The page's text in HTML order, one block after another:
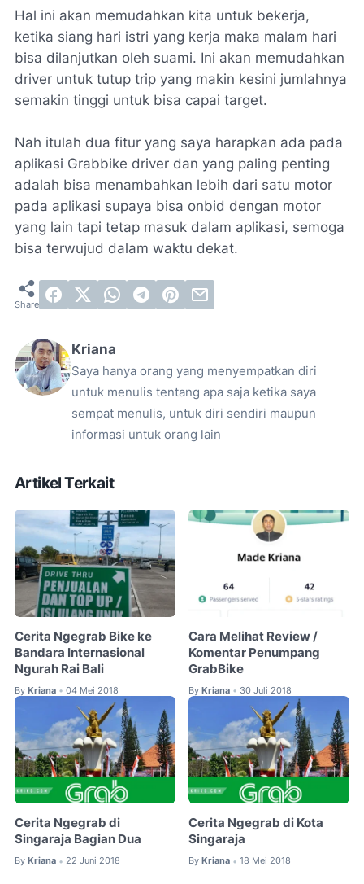
Hal ini akan memudahkan kita untuk bekerja,
ketika siang hari istri yang kerja maka malam hari
bisa dilanjutkan oleh suami. Ini akan memudahkan
driver untuk tutup trip yang makin kesini jumlahnya
semakin tinggi untuk bisa capai target.
Nah itulah dua fitur yang saya harapkan ada pada
aplikasi Grabbike driver dan yang paling penting
adalah bisa menambahkan lebih dari satu motor
pada aplikasi supaya bisa onbid dengan motor
yang lain tapi tetap masuk dalam aplikasi, semoga
bisa terwujud dalam waktu dekat.
Kriana
Saya hanya orang yang menyempatkan diri
untuk menulis tentang apa saja ketika saya
sempat menulis, untuk diri sendiri maupun
informasi untuk orang lain
Artikel Terkait
Cerita Ngegrab Bike ke
Bandara Internasional
Ngurah Rai Bali
By Kriana • 04 Mei 2018
Cara Melihat Review /
Komentar Penumpang
GrabBike
By Kriana • 30 Juli 2018
Cerita Ngegrab di
Singaraja Bagian Dua
By Kriana • 22 Juni 2018
Cerita Ngegrab di Kota
Singaraja
By Kriana • 18 Mei 2018